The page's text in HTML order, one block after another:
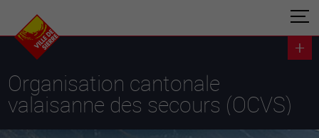
Organisation cantonale
valaisanne des secours (OCVS)